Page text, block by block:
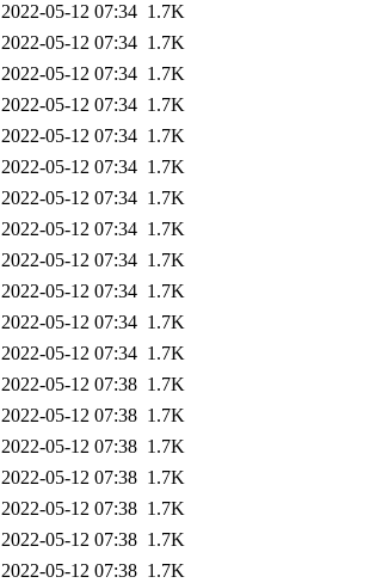
2022-05-12 07:34 1.7K
2022-05-12 07:34 1.7K
2022-05-12 07:34 1.7K
2022-05-12 07:34 1.7K
2022-05-12 07:34 1.7K
2022-05-12 07:34 1.7K
2022-05-12 07:34 1.7K
2022-05-12 07:34 1.7K
2022-05-12 07:34 1.7K
2022-05-12 07:34 1.7K
2022-05-12 07:34 1.7K
2022-05-12 07:34 1.7K
2022-05-12 07:38 1.7K
2022-05-12 07:38 1.7K
2022-05-12 07:38 1.7K
2022-05-12 07:38 1.7K
2022-05-12 07:38 1.7K
2022-05-12 07:38 1.7K
2022-05-12 07:38 1.7K